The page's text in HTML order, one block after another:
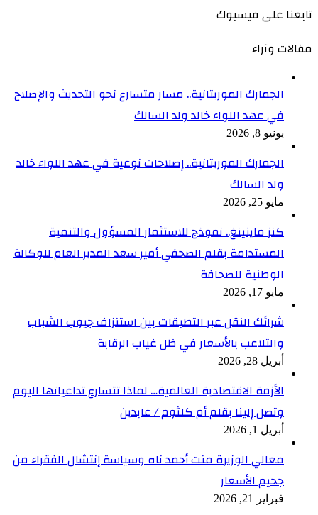
تابعنا على فيسبوك
مقالات وآراء
الجمارك الموريتانية.. مسار متسارع نحو التحديث والإصلاح
في عهد اللواء خالد ولد السالك
يونيو 8, 2026
الجمارك الموريتانية.. إصلاحات نوعية في عهد اللواء خالد
ولد السالك
مايو 25, 2026
كنز ماينينغ.. نموذج للاستثمار المسؤول والتنمية
المستدامة بقلم الصحفي أمير سعد المدير العام للوكالة
الوطنية للصحافة
مايو 17, 2026
شرائك النقل عبر التطبقات بين استنزاف جيوب الشباب
والتلاعب بالأسعار في ظل غياب الرقابة
أبريل 28, 2026
الأزمة الاقتصادية العالمية… لماذا تتسارع تداعياتها اليوم
وتصل إلينا بقلم أم كلثوم / عابدين
أبريل 1, 2026
معالي الوزيرة منت أحمد ناه وسياسة إنتشال الفقراء من
جحيم الأسعار
فبراير 21, 2026